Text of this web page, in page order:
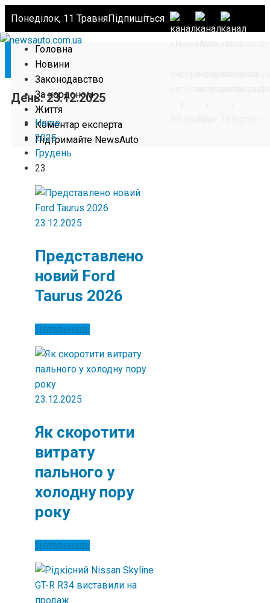
Понеділок, 11 ТравняПідпишіться
Головна
Новини
Законодавство
За кордоном
Життя
Коментар експерта
Підтримайте NewsAuto
День:23.12.2025
Home
2025
Грудень
23
23.12.2025
Представлено
новий Ford
Taurus 2026
Детальніше
23.12.2025
Як скоротити
витрату
пального у
холодну пору
року
Детальніше